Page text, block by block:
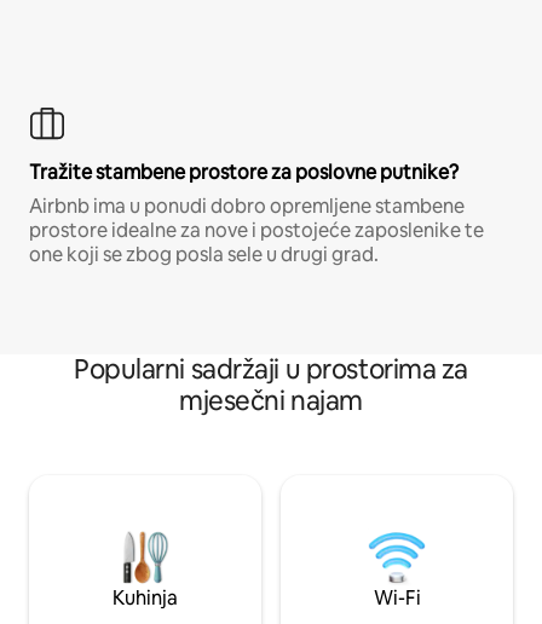
Tražite stambene prostore za poslovne putnike?
Airbnb ima u ponudi dobro opremljene stambene
prostore idealne za nove i postojeće zaposlenike te
one koji se zbog posla sele u drugi grad.
Popularni sadržaji u prostorima za
mjesečni najam
Kuhinja Wi-Fi